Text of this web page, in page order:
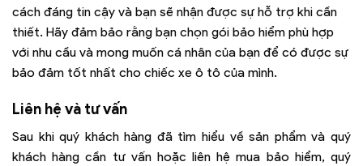
cách đáng tin cậy và bạn sẽ nhận được sự hỗ trợ khi cần
thiết. Hãy đảm bảo rằng bạn chọn gói bảo hiểm phù hợp
với nhu cầu và mong muốn cá nhân của bạn để có được sự
bảo đảm tốt nhất cho chiếc xe ô tô của mình.
Liên hệ và tư vấn
Sau khi quý khách hàng đã tìm hiểu về sản phẩm và quý
khách hàng cần tư vấn hoặc liên hệ mua bảo hiểm, quý